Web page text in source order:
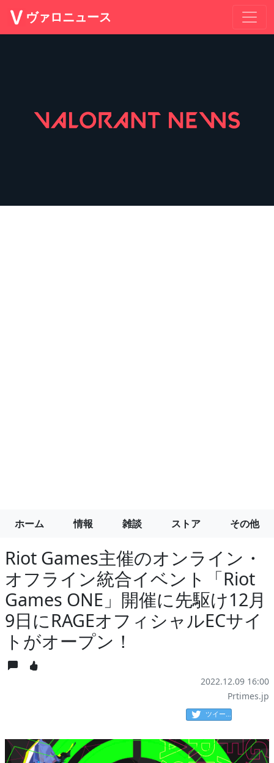
ヴァロニュース
ホーム 情報 雑談 ストア その他
Riot Games主催のオンライン・
オフライン統合イベント「Riot
Games ONE」開催に先駆け12月
9日にRAGEオフィシャルECサイ
トがオープン！
2022.12.09 16:00
Prtimes.jp
ツイート